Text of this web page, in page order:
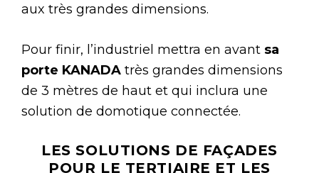
aux très grandes dimensions.
Pour finir, l’industriel mettra en avant sa
porte KANADA très grandes dimensions
de 3 mètres de haut et qui inclura une
solution de domotique connectée.
LES SOLUTIONS DE FAÇADES
POUR LE TERTIAIRE ET LES